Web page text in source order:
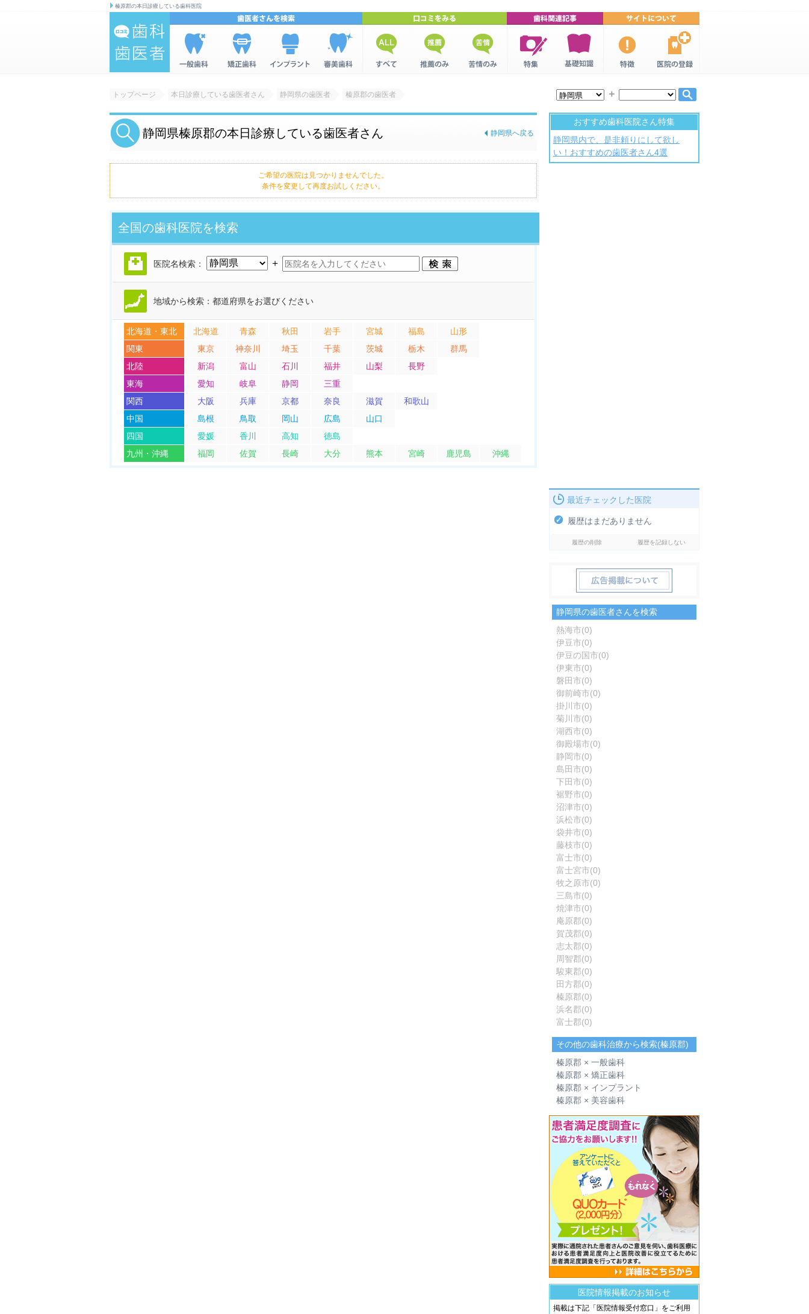
榛原郡の本日診療している歯科医院
情報検索サイ
科・歯医者
検索
検索
トを検索
検索
ミ
者の基礎知
識
科・歯医者
について
登録
トップページ 本日診療している歯医者さん 静岡県の歯医者 榛原郡の歯医者 ＋
静岡県榛原郡の本日診療している歯医者さん 静岡県へ戻る
ご希望の医院は見つかりませんでした。
条件を変更して再度お試しください。
全国の歯科医院を検索
医院名検索： ＋
地域から検索：都道府県をお選びください
北海道・東北 北海道 青森 秋田 岩手 宮城 福島
山形
関東
東京 神奈川 埼玉 千葉 茨城 栃木
群馬
北陸
新潟 富山 石川 福井 山梨
長野
東海
愛知 岐阜 静岡
三重
関西
大阪 兵庫 京都 奈良 滋賀
和歌山
中国
島根 鳥取 岡山 広島
山口
四国
愛媛 香川 高知
徳島
九州・沖縄
福岡 佐賀 長崎 大分 熊本 宮崎 鹿児島 沖縄
おすすめ歯科医院さん特集
静岡県内で、是非頼りにして欲し
い！おすすめの歯医者さん4選
最近チェックした医院
履歴はまだありません
履歴の削除 履歴を記録しない
静岡県の歯医者さんを検索
熱海市(0)
伊豆市(0)
伊豆の国市(0)
伊東市(0)
磐田市(0)
御前崎市(0)
掛川市(0)
菊川市(0)
湖西市(0)
御殿場市(0)
静岡市(0)
島田市(0)
下田市(0)
裾野市(0)
沼津市(0)
浜松市(0)
袋井市(0)
藤枝市(0)
富士市(0)
富士宮市(0)
牧之原市(0)
三島市(0)
焼津市(0)
庵原郡(0)
賀茂郡(0)
志太郡(0)
周智郡(0)
駿東郡(0)
田方郡(0)
榛原郡(0)
浜名郡(0)
富士郡(0)
その他の歯科治療から検索(榛原郡)
榛原郡 × 一般歯科
榛原郡 × 矯正歯科
榛原郡 × インプラント
榛原郡 × 美容歯科
医院情報掲載のお知らせ
掲載は下記「医院情報受付窓口」をご利用